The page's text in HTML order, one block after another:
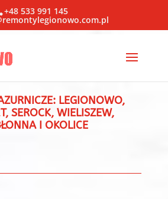
+48 533 991 145
LEGIONOWO,
SEROCK, WIELISZEW,
I OKOLICE